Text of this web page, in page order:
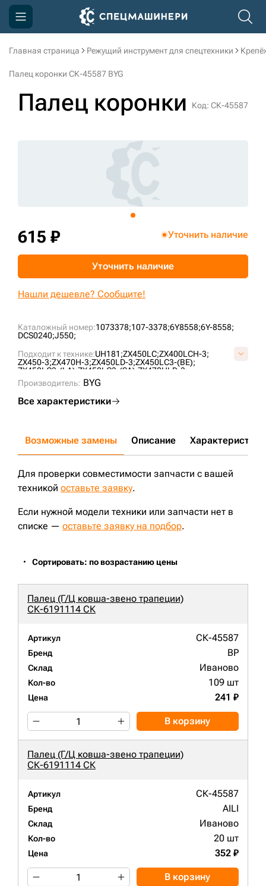
Главная страница Режущий инструмент для спецтехники
Палец коронки СК-45587 BYG
Палец коронки Код: СК-45587
Каталожный номер:1073378;107-3378;6Y8558;6Y-8558;
DCS0240;J550;
Подходит к технике:UH181;ZX450LC;ZX400LCH-3;
ZX450-3;ZX470H-3;ZX450LD-3;ZX450LC3-(BE);
ZX450LC3-(LA);ZX450LC3-(SA);ZX470HLD-3;
ZX450LCH3(C-B);ZX470LCH-3;
EX400-5;EX400;ZX800;
ZX480MTH;
EX450LC-5;EX450LCH-5;EX400LC-1;
ZX450LC3-(BE)(C);ZX520LCH-3;CAT345;ZX450LD;
ZX450LDH;
Производитель: BYG
Все характеристики
615 ₽ Уточнить наличие
Уточнить наличие
Нашли дешевле? Сообщите!
Возможные замены Описание Характеристики
Для проверки совместимости запчасти с вашей
техникой оставьте заявку.
Если нужной модели техники или запчасти нет в
списке — оставьте заявку на подбор.
Сортировать: по возрастанию цены
Палец (Г/Ц ковша-звено трапеции)
СК-6191114 СК
Артикул СК-45587
Бренд BP
Склад Иваново
Кол-во 109 шт
Цена 241 ₽
В корзину
Палец (Г/Ц ковша-звено трапеции)
СК-6191114 СК
Артикул СК-45587
Бренд AILI
Склад Иваново
Кол-во 20 шт
Цена 352 ₽
В корзину
Компания
Доставка и оплата
+7 (499) 394-50-93